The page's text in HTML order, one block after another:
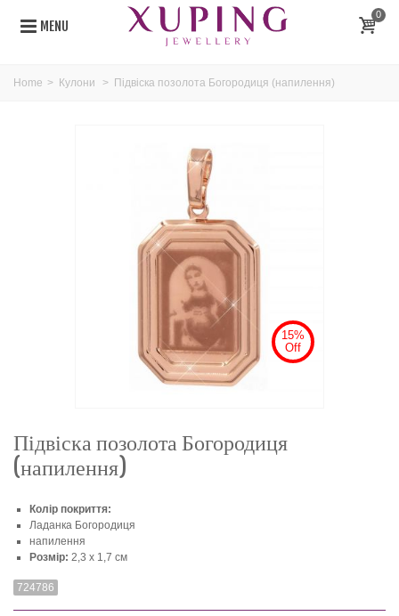
MENU
0
Home > Кулони > Підвіска позолота Богородиця (напилення)
15%
Off
Підвіска позолота Богородиця
(напилення)
Колір покриття:
Ладанка Богородиця
напилення
Розмір: 2,3 х 1,7 см
724786